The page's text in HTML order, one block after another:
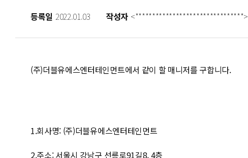
등록일 2022.01.03 작성자 <********************************>
(주)더블유에스엔터테인먼트에서 같이 할 매니저를 구합니다.
1.회사명: (주)더블유에스엔터테인먼트
2.주소: 서울시 강남구 선릉로91길8, 4층